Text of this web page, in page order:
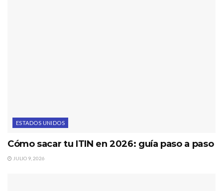
ESTADOS UNIDOS
Cómo sacar tu ITIN en 2026: guía paso a paso
JULIO 9, 2026